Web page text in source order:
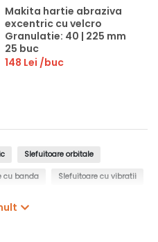
Makita hartie abraziva
excentric cu velcro
Granulatie: 40 | 225 mm
25 buc
148 Lei /buc
Slefuitoare orbitale
cu banda Slefuitoare cu vibratii